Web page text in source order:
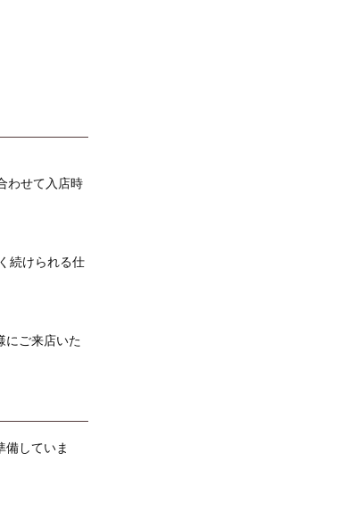
わせて入店時
続けられる仕
にご来店いた
備していま